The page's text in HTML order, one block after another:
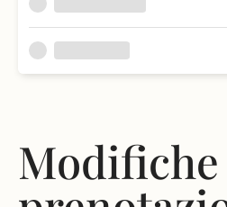
Modifiche